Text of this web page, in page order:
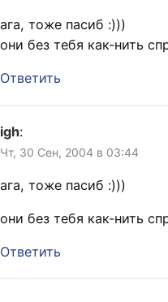
ага, тоже пасиб :)))
они без тебя как-нить
Ответить
igh:
Чт, 30 Сен, 2004 в 03:44
ага, тоже пасиб :)))
они без тебя как-нить
Ответить